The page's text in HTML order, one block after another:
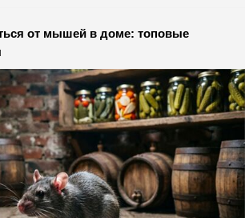
от мышей в доме: топовые